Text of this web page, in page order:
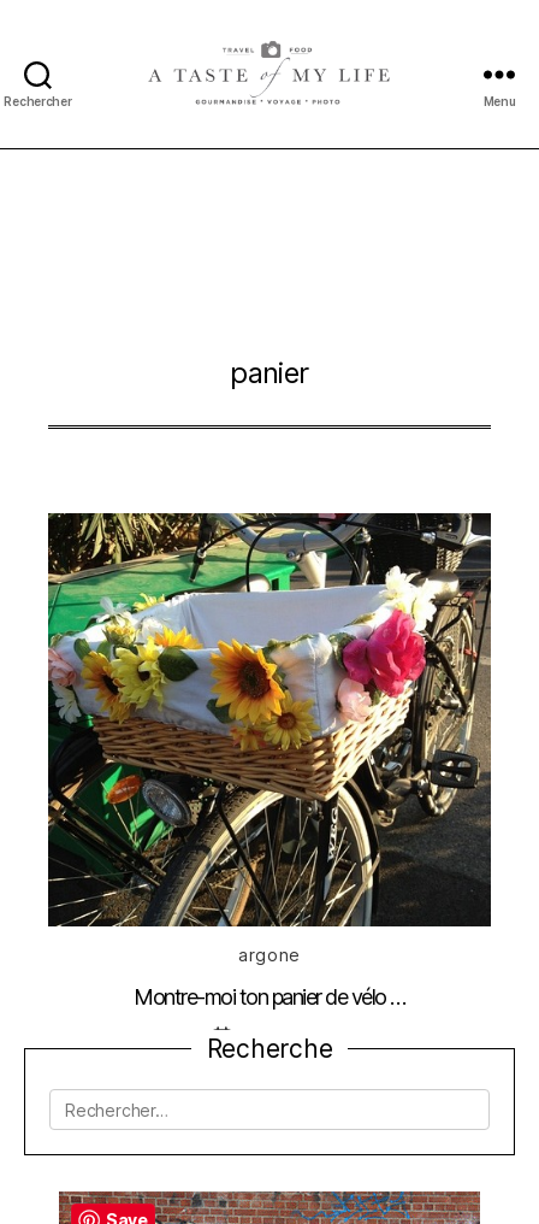
Rechercher
taste
Menu
panier
Catégories
argone
Montre-moi ton panier de vélo …
Date
de
13 mars 2013
Recherche
Rechercher :